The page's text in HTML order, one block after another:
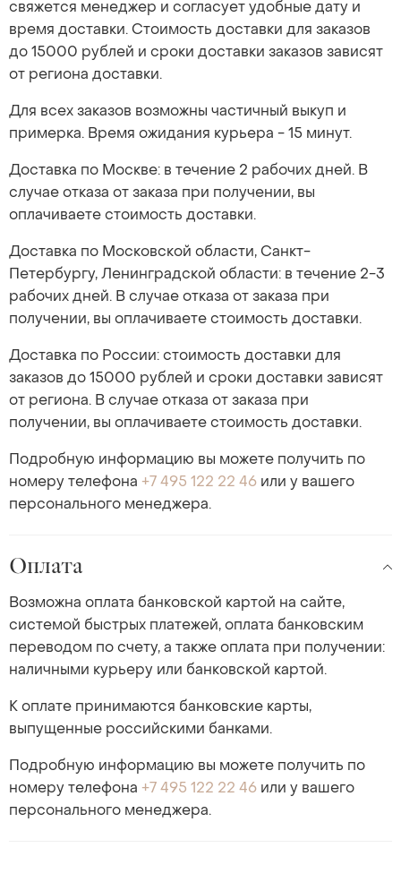
свяжется менеджер и согласует удобные дату и
время доставки. Стоимость доставки для заказов
до 15000 рублей и сроки доставки заказов зависят
от региона доставки.
Для всех заказов возможны частичный выкуп и
примерка. Время ожидания курьера - 15 минут.
Доставка по Москве: в течение 2 рабочих дней. В
случае отказа от заказа при получении, вы
оплачиваете стоимость доставки.
Доставка по Московской области, Санкт-
Петербургу, Ленинградской области: в течение 2-3
рабочих дней. В случае отказа от заказа при
получении, вы оплачиваете стоимость доставки.
Доставка по России: стоимость доставки для
заказов до 15000 рублей и сроки доставки зависят
от региона. В случае отказа от заказа при
получении, вы оплачиваете стоимость доставки.
Подробную информацию вы можете получить по
номеру телефона +7 495 122 22 46 или у вашего
персонального менеджера.
Оплата
Возможна оплата банковской картой на сайте,
системой быстрых платежей, оплата банковским
переводом по счету, а также оплата при получении:
наличными курьеру или банковской картой.
К оплате принимаются банковские карты,
выпущенные российскими банками.
Подробную информацию вы можете получить по
номеру телефона +7 495 122 22 46 или у вашего
персонального менеджера.